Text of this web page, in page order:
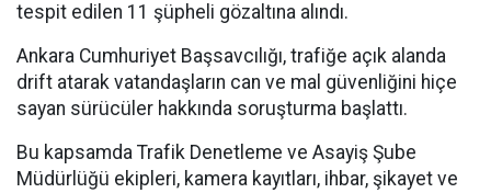
tespit edilen 11 şüpheli gözaltına alındı.
Ankara Cumhuriyet Başsavcılığı, trafiğe açık alanda
drift atarak vatandaşların can ve mal güvenliğini hiçe
sayan sürücüler hakkında soruşturma başlattı.
Bu kapsamda Trafik Denetleme ve Asayiş Şube
Müdürlüğü ekipleri, kamera kayıtları, ihbar, şikayet ve